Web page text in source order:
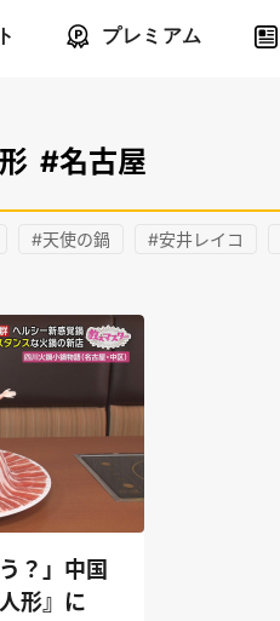
プレミアム
#名古屋
#天使の鍋 #安井レイコ
？」中国
形』に